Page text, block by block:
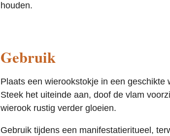
houden.
Gebruik
Plaats een wierookstokje in een geschikte
Steek het uiteinde aan, doof de vlam
wierook rustig verder gloeien.
Gebruik tijdens een manifestatieritueel,